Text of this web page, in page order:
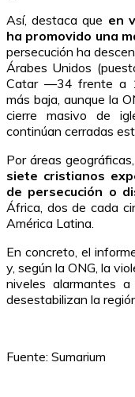
Así, destaca que en
ha promovido una
persecución ha
Árabes Unidos
Catar —34 frente a
más baja, aunque la
cierre masivo de
continúan cerradas
Por áreas
siete cristianos
de persecución o
África, dos de cada
América Latina.
En concreto, el
y, según la ONG, la
niveles alarmantes
desestabilizan la
Fuente: Sumarium